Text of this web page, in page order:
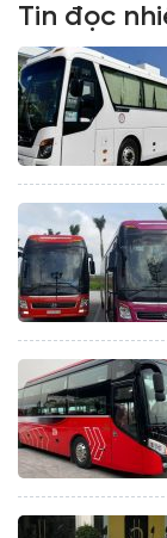
Tin đọc